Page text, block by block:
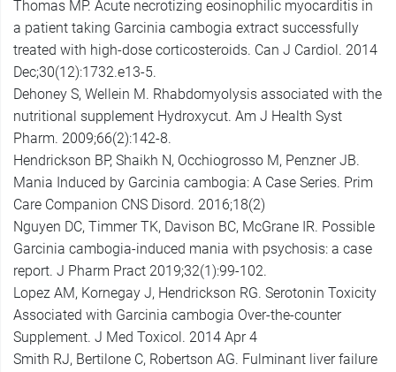
Thomas MP. Acute necrotizing eosinophilic myocarditis in
a patient taking Garcinia cambogia extract successfully
treated with high-dose corticosteroids. Can J Cardiol. 2014
Dec;30(12):1732.e13-5.
Dehoney S, Wellein M. Rhabdomyolysis associated with the
nutritional supplement Hydroxycut. Am J Health Syst
Pharm. 2009;66(2):142-8.
Hendrickson BP, Shaikh N, Occhiogrosso M, Penzner JB.
Mania Induced by Garcinia cambogia: A Case Series. Prim
Care Companion CNS Disord. 2016;18(2)
Nguyen DC, Timmer TK, Davison BC, McGrane IR. Possible
Garcinia cambogia-induced mania with psychosis: a case
report. J Pharm Pract 2019;32(1):99-102.
Lopez AM, Kornegay J, Hendrickson RG. Serotonin Toxicity
Associated with Garcinia cambogia Over-the-counter
Supplement. J Med Toxicol. 2014 Apr 4
Smith RJ, Bertilone C, Robertson AG. Fulminant liver failure